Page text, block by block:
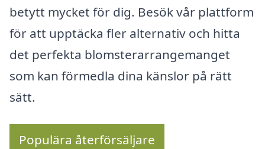
betytt mycket för dig. Besök vår plattform
för att upptäcka fler alternativ och hitta
det perfekta blomsterarrangemanget
som kan förmedla dina känslor på rätt
sätt.
Populära återförsäljare